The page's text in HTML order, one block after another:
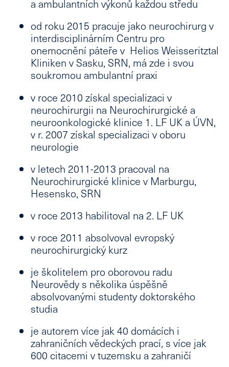
a ambulantních výkonů každou středu
od roku 2015 pracuje jako neurochirurg v
interdisciplinárním Centru pro
onemocnění páteře v Helios Weisseritztal
Kliniken v Sasku, SRN, má zde i svou
soukromou ambulantní praxi
v roce 2010 získal specializaci v
neurochirurgii na Neurochirurgické a
neuroonkologické klinice 1. LF UK a ÚVN,
v r. 2007 získal specializaci v oboru
neurologie
v letech 2011-2013 pracoval na
Neurochirurgické klinice v Marburgu,
Hesensko, SRN
v roce 2013 habilitoval na 2. LF UK
v roce 2011 absolvoval evropský
neurochirurgický kurz
je školitelem pro oborovou radu
Neurovědy s několika úspěšně
absolvovanými studenty doktorského
studia
je autorem více jak 40 domácích i
zahraničních vědeckých prací, s více jak
600 citacemi v tuzemsku a zahraničí